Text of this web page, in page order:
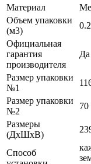
Материал
Объем упаковки
(м3)
Официальная
гарантия
производителя
Да
Размер упаковки
№1
Размер упаковки
№2
70
Размеры
(ДхШхВ)
Способ